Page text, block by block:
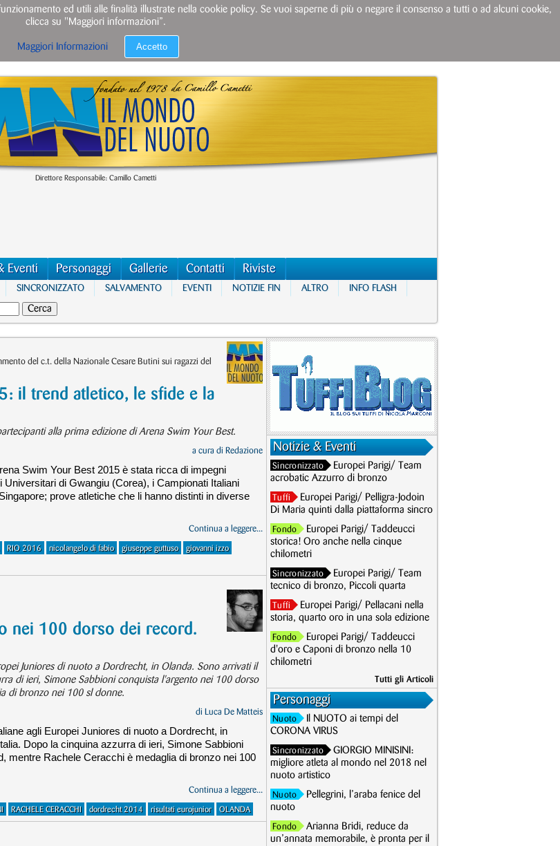
Direttore Responsabile: Camillo Cametti
Eventi Personaggi Gallerie Contatti Riviste
SINCRONIZZATO SALVAMENTO EVENTI NOTIZIE FIN ALTRO INFO FLASH
del c.t. della Nazionale Cesare Butini sui ragazzi del
il trend atletico, le sfide e la
alla prima edizione di Arena Swim Your Best.
a cura di Redazione
Swim Your Best 2015 è stata ricca di impegni
di Gwangiu (Corea), i Campionati Italiani
prove atletiche che li hanno distinti in diverse
Continua a leggere...
RIO 2016 nicolangelo di fabio giuseppe guttuso
giovanni izzo
nei 100 dorso dei record.
Juniores di nuoto a Dordrecht, in Olanda. Sono arrivati il
di ieri, Simone Sabbioni conquista l'argento nei 100 dorso
di bronzo nei 100 sl donne.
di Luca De Matteis
agli Europei Juniores di nuoto a Dordrecht, in
Dopo la cinquina azzurra di ieri, Simone Sabbioni
mentre Rachele Ceracchi è medaglia di bronzo nei 100
Continua a leggere...
RACHELE CERACCHI dordrecht 2014 risultati eurojunior OLANDA
Notizie & Eventi
Sincronizzato
Europei Parigi/ Team
acrobatic Azzurro di bronzo
Tuffi
Europei Parigi/ Pelligra-Jodoin
Di Maria quinti dalla piattaforma sincro
Fondo
Europei Parigi/ Taddeucci
storica! Oro anche nella cinque
chilometri
Sincronizzato
Europei Parigi/ Team
tecnico di bronzo, Piccoli quarta
Tuffi
Europei Parigi/ Pellacani nella
storia, quarto oro in una sola edizione
Fondo
Europei Parigi/ Taddeucci
d'oro e Caponi di bronzo nella 10
chilometri
Tutti gli Articoli
Personaggi
Nuoto
Il NUOTO ai tempi del
CORONA VIRUS
Sincronizzato
GIORGIO MINISINI:
migliore atleta al mondo nel 2018 nel
nuoto artistico
Nuoto
Pellegrini, l’araba fenice del
nuoto
Fondo
Arianna Bridi, reduce da
un’annata memorabile, è pronta per il
ed utili alle finalità illustrate nella cookie policy. Se vuoi saperne di più o negare il consenso a tutti o ad alcuni cookie,
clicca su "Maggiori informazioni”.
Maggiori Informazioni Accetto